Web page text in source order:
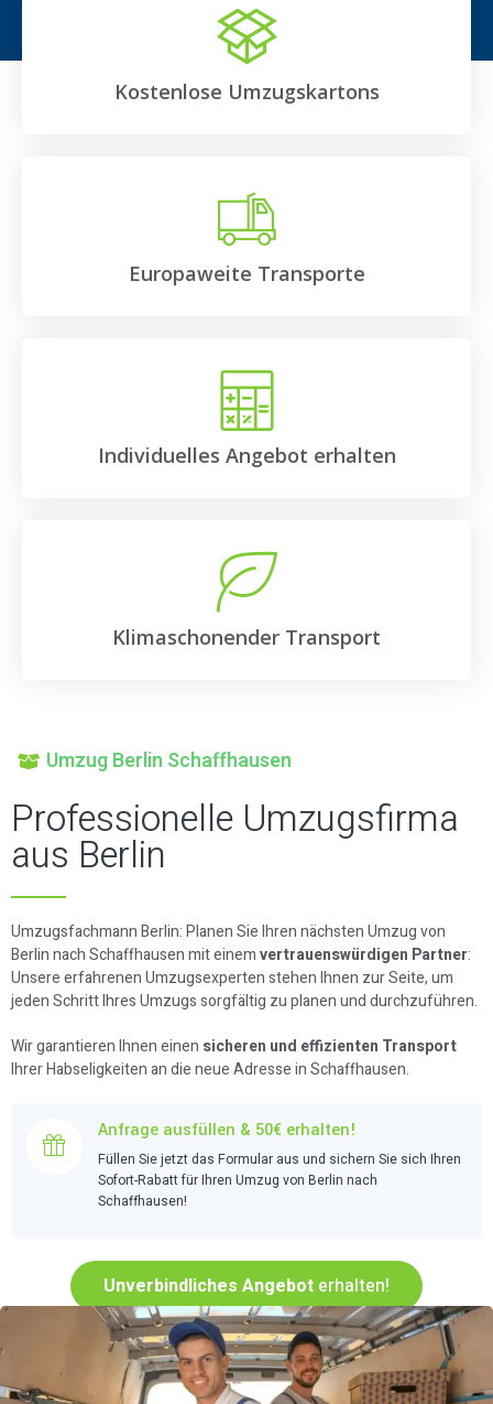
Kostenlose Umzugskartons
Europaweite Transporte
Individuelles Angebot erhalten
Klimaschonender Transport
Umzug Berlin Schaffhausen
Professionelle Umzugsfirma
aus Berlin
Umzugsfachmann Berlin: Planen Sie Ihren nächsten Umzug von
Berlin nach Schaffhausen mit einemvertrauenswürdigen Partner:
Unsere erfahrenen Umzugsexperten stehen Ihnen zur Seite, um
jeden Schritt Ihres Umzugs sorgfältig zu planen und durchzuführen.
Wir garantieren Ihnen einen sicheren und effizienten Transport
Ihrer Habseligkeiten an die neue Adresse in Schaffhausen.
Anfrage ausfüllen & 50€ erhalten!
Füllen Sie jetzt das Formular aus und sichern Sie sich Ihren
Sofort-Rabatt für Ihren Umzug von Berlin nach
Schaffhausen!
Unverbindliches Angebot erhalten!